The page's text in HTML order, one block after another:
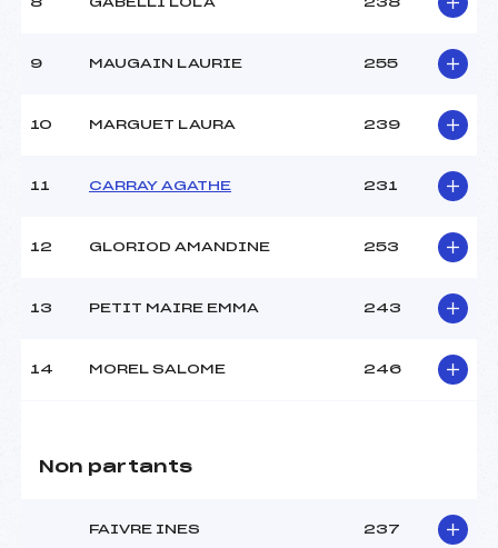
8 GABELLI LOLA 238
9 MAUGAIN LAURIE 255
10 MARGUET LAURA 239
11 CARRAY AGATHE 231
12 GLORIOD AMANDINE 253
13 PETIT MAIRE EMMA 243
14 MOREL SALOME 246
Non partants
FAIVRE INES 237